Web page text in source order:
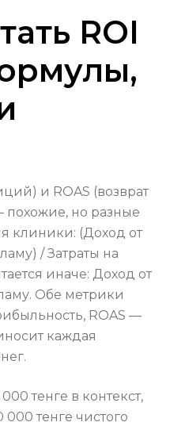
ROI
и ROAS (возврат
но разные
клиники: (Доход от
/ Затраты на
иначе: Доход от
Обе метрики
ROAS —
каждая
тенге в контекст,
тенге чистого